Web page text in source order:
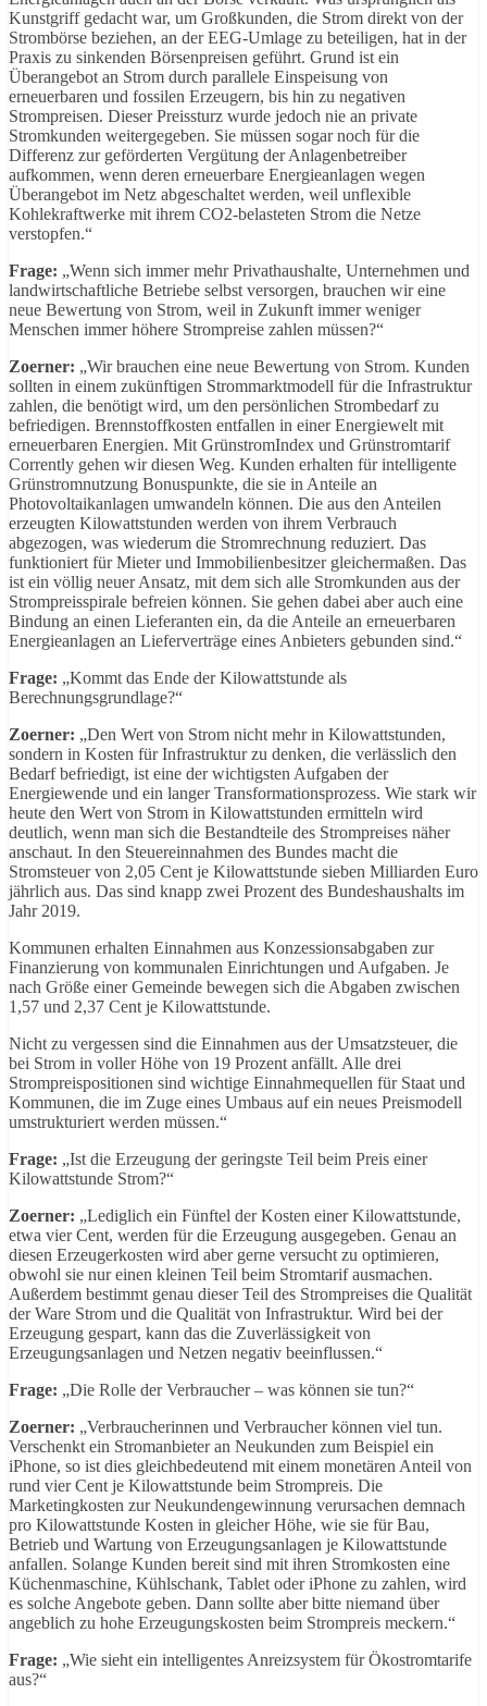
Kunstgriff gedacht war, um Großkunden, die Strom direkt von der
Strombörse beziehen, an der EEG-Umlage zu beteiligen, hat in der
Praxis zu sinkenden Börsenpreisen geführt. Grund ist ein
Überangebot an Strom durch parallele Einspeisung von
erneuerbaren und fossilen Erzeugern, bis hin zu negativen
Strompreisen. Dieser Preissturz wurde jedoch nie an private
Stromkunden weitergegeben. Sie müssen sogar noch für die
Differenz zur geförderten Vergütung der Anlagenbetreiber
aufkommen, wenn deren erneuerbare Energieanlagen wegen
Überangebot im Netz abgeschaltet werden, weil unflexible
Kohlekraftwerke mit ihrem CO2-belasteten Strom die Netze
verstopfen.“
Frage: „Wenn sich immer mehr Privathaushalte, Unternehmen und
landwirtschaftliche Betriebe selbst versorgen, brauchen wir eine
neue Bewertung von Strom, weil in Zukunft immer weniger
Menschen immer höhere Strompreise zahlen müssen?“
Zoerner: „Wir brauchen eine neue Bewertung von Strom. Kunden
sollten in einem zukünftigen Strommarktmodell für die Infrastruktur
zahlen, die benötigt wird, um den persönlichen Strombedarf zu
befriedigen. Brennstoffkosten entfallen in einer Energiewelt mit
erneuerbaren Energien. Mit GrünstromIndex und Grünstromtarif
Corrently gehen wir diesen Weg. Kunden erhalten für intelligente
Grünstromnutzung Bonuspunkte, die sie in Anteile an
Photovoltaikanlagen umwandeln können. Die aus den Anteilen
erzeugten Kilowattstunden werden von ihrem Verbrauch
abgezogen, was wiederum die Stromrechnung reduziert. Das
funktioniert für Mieter und Immobilienbesitzer gleichermaßen. Das
ist ein völlig neuer Ansatz, mit dem sich alle Stromkunden aus der
Strompreisspirale befreien können. Sie gehen dabei aber auch eine
Bindung an einen Lieferanten ein, da die Anteile an erneuerbaren
Energieanlagen an Lieferverträge eines Anbieters gebunden sind.“
Frage: „Kommt das Ende der Kilowattstunde als
Berechnungsgrundlage?“
Zoerner: „Den Wert von Strom nicht mehr in Kilowattstunden,
sondern in Kosten für Infrastruktur zu denken, die verlässlich den
Bedarf befriedigt, ist eine der wichtigsten Aufgaben der
Energiewende und ein langer Transformationsprozess. Wie stark wir
heute den Wert von Strom in Kilowattstunden ermitteln wird
deutlich, wenn man sich die Bestandteile des Strompreises näher
anschaut. In den Steuereinnahmen des Bundes macht die
Stromsteuer von 2,05 Cent je Kilowattstunde sieben Milliarden Euro
jährlich aus. Das sind knapp zwei Prozent des Bundeshaushalts im
Jahr 2019.
Kommunen erhalten Einnahmen aus Konzessionsabgaben zur
Finanzierung von kommunalen Einrichtungen und Aufgaben. Je
nach Größe einer Gemeinde bewegen sich die Abgaben zwischen
1,57 und 2,37 Cent je Kilowattstunde.
Nicht zu vergessen sind die Einnahmen aus der Umsatzsteuer, die
bei Strom in voller Höhe von 19 Prozent anfällt. Alle drei
Strompreispositionen sind wichtige Einnahmequellen für Staat und
Kommunen, die im Zuge eines Umbaus auf ein neues Preismodell
umstrukturiert werden müssen.“
Frage: „Ist die Erzeugung der geringste Teil beim Preis einer
Kilowattstunde Strom?“
Zoerner: „Lediglich ein Fünftel der Kosten einer Kilowattstunde,
etwa vier Cent, werden für die Erzeugung ausgegeben. Genau an
diesen Erzeugerkosten wird aber gerne versucht zu optimieren,
obwohl sie nur einen kleinen Teil beim Stromtarif ausmachen.
Außerdem bestimmt genau dieser Teil des Strompreises die Qualität
der Ware Strom und die Qualität von Infrastruktur. Wird bei der
Erzeugung gespart, kann das die Zuverlässigkeit von
Erzeugungsanlagen und Netzen negativ beeinflussen.“
Frage: „Die Rolle der Verbraucher – was können sie tun?“
Zoerner: „Verbraucherinnen und Verbraucher können viel tun.
Verschenkt ein Stromanbieter an Neukunden zum Beispiel ein
iPhone, so ist dies gleichbedeutend mit einem monetären Anteil von
rund vier Cent je Kilowattstunde beim Strompreis. Die
Marketingkosten zur Neukundengewinnung verursachen demnach
pro Kilowattstunde Kosten in gleicher Höhe, wie sie für Bau,
Betrieb und Wartung von Erzeugungsanlagen je Kilowattstunde
anfallen. Solange Kunden bereit sind mit ihren Stromkosten eine
Küchenmaschine, Kühlschank, Tablet oder iPhone zu zahlen, wird
es solche Angebote geben. Dann sollte aber bitte niemand über
angeblich zu hohe Erzeugungskosten beim Strompreis meckern.“
Frage: „Wie sieht ein intelligentes Anreizsystem für Ökostromtarife
aus?“